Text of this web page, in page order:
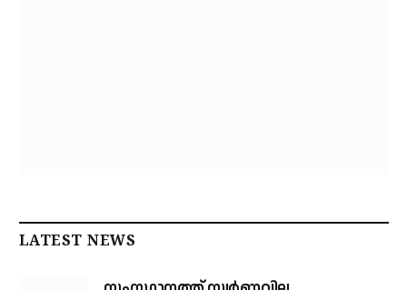
LATEST NEWS